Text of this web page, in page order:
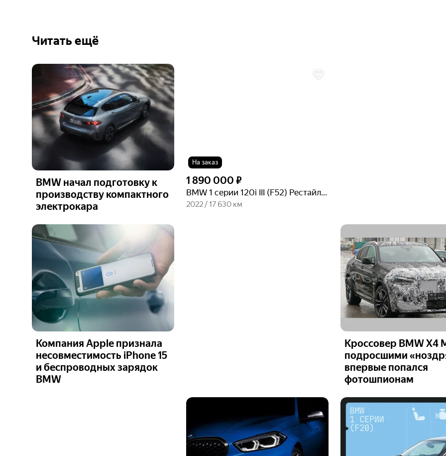
Читать ещё
BMW начал подготовку к
производству компактного
электрокара
На заказ
1 890 000 ₽
BMW 1 серии 120i III (F52) Рестайлинг
2022 / 17 630 км
Компания Apple признала
несовместимость iPhone 15
и беспроводных зарядок
BMW
Кроссовер BMW X4
подросшими
впервые попался
фотошпионам